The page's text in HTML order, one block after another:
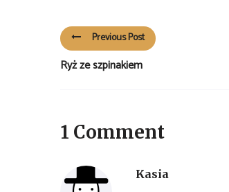
Previous Post
Ryż ze szpinakiem
1 Comment
Kasia